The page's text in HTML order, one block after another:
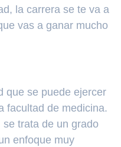
la carrera se te va a
vas a ganar mucho
que se puede ejercer
facultad de medicina.
trata de un grado
enfoque muy